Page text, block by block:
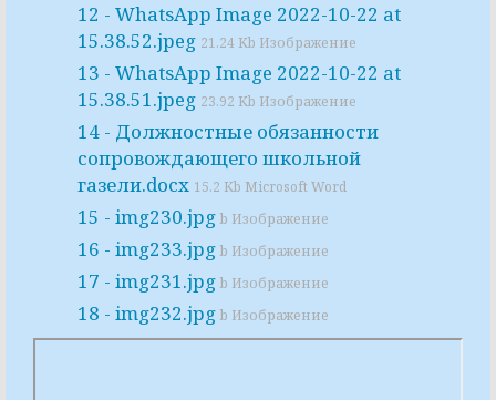
12 - WhatsApp Image 2022-10-22 at
15.38.52.jpeg 21.24 Kb Изображение
13 - WhatsApp Image 2022-10-22 at
15.38.51.jpeg 23.92 Kb Изображение
14 - Должностные обязанности
сопровождающего школьной
газели.docx 15.2 Kb Microsoft Word
15 - img230.jpg b Изображение
16 - img233.jpg b Изображение
17 - img231.jpg b Изображение
18 - img232.jpg b Изображение